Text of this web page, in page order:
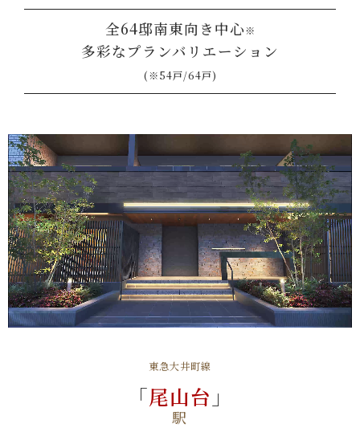
全64邸南東向き中心※
多彩なプランバリエーション
(※54戸/64戸)
東急大井町線
「尾山台 」
駅